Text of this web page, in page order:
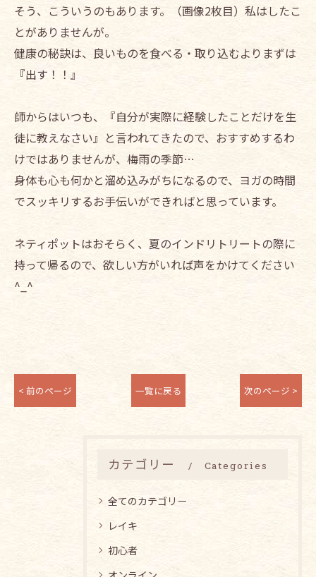
そう、こういうのもあります。（画像2枚目）私はしたこ
とがありませんが。
健康の秘訣は、良いものを食べる・取り込むよりまずは
『出す！！』
師からはいつも、『自分が実際に経験したことだけを生
徒に教えなさい』と言われてきたので、おすすめするわ
けではありませんが、梅雨の季節…
身体も心も何かと溜め込みがちになるので、ヨガの時間
でスッキリするお手伝いができればと思っています。
ネティポットはおそらく、夏のインドリトリートの際に
持って帰るので、欲しい方がいれば声をかけてください
^_^
< 前のページ 一覧に戻る 次のページ >
カテゴリー Categories
全てのカテゴリー
レイキ
初心者